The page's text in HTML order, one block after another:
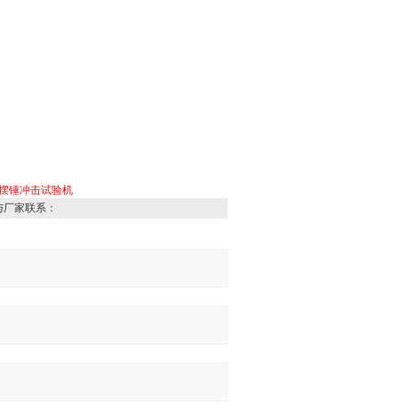
锤冲击试验机
家联系：